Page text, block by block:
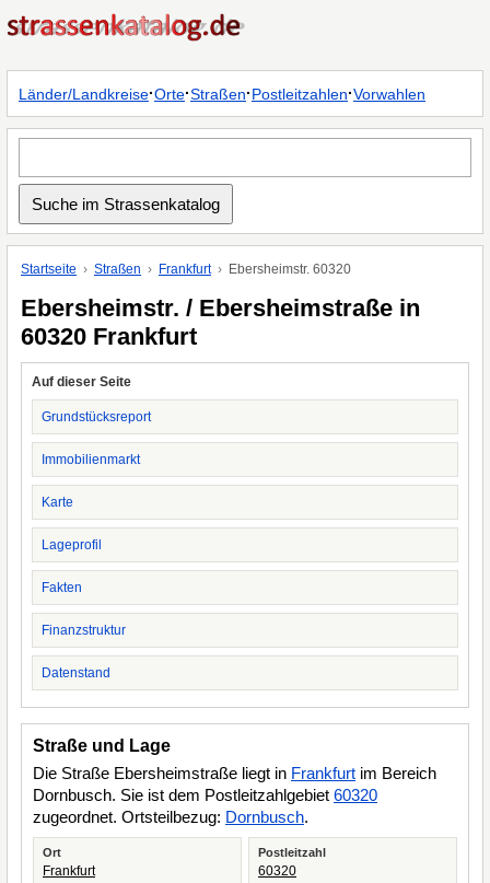
Länder/Landkreise·Orte·Straßen·Postleitzahlen·Vorwahlen
Startseite Straßen Frankfurt Ebersheimstr. 60320
Ebersheimstr. / Ebersheimstraße in
60320 Frankfurt
Auf dieser Seite
Grundstücksreport
Immobilienmarkt
Karte
Lageprofil
Fakten
Finanzstruktur
Datenstand
Straße und Lage
Die Straße Ebersheimstraße liegt in Frankfurt im Bereich
Dornbusch. Sie ist dem Postleitzahlgebiet 60320
zugeordnet. Ortsteilbezug: Dornbusch.
Ort
Frankfurt
Postleitzahl
60320